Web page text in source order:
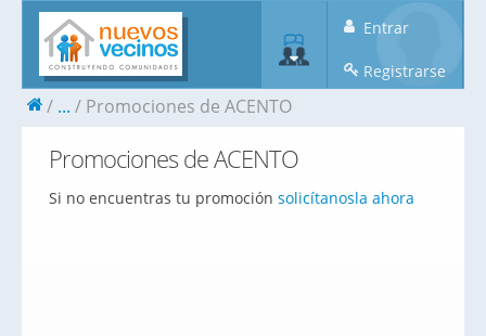
Entrar
Registrarse
... Promociones de ACENTO
Promociones de ACENTO
Si no encuentras tu promoción solicítanosla ahora